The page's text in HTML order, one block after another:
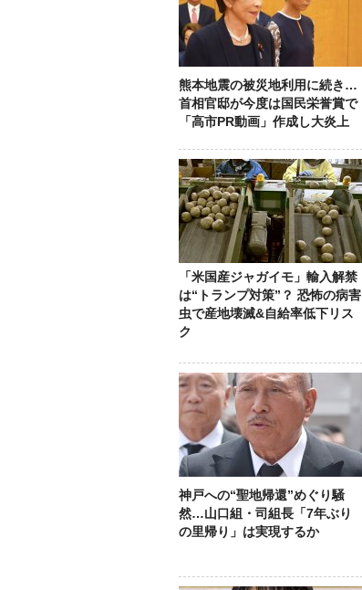
熊本地震の被災地利用に続き…
首相官邸が今度は国民栄誉賞で
「高市PR動画」作成し大炎上
「米国産ジャガイモ」輸入解禁
は“トランプ対策”？ 恐怖の病害
虫で産地壊滅&自給率低下リス
ク
神戸への“聖地帰還”めぐり騒
然…山口組・司組長「7年ぶり
の里帰り」は実現するか